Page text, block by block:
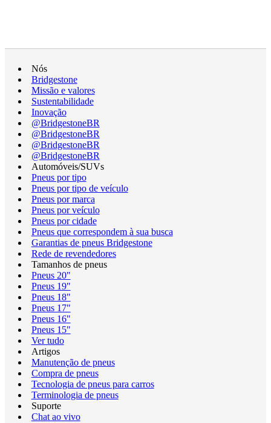
Nós
Bridgestone
Missão e valores
Sustentabilidade
Inovação
@BridgestoneBR
@BridgestoneBR
@BridgestoneBR
@BridgestoneBR
Automóveis/SUVs
Pneus por tipo
Pneus por tipo de veículo
Pneus por marca
Pneus por veículo
Pneus por cidade
Pneus que correspondem à sua busca
Garantias de pneus Bridgestone
Rede de revendedores
Tamanhos de pneus
Pneus 20"
Pneus 19"
Pneus 18"
Pneus 17"
Pneus 16"
Pneus 15"
Ver tudo
Artigos
Manutenção de pneus
Compra de pneus
Tecnologia de pneus para carros
Terminologia de pneus
Suporte
Chat ao vivo